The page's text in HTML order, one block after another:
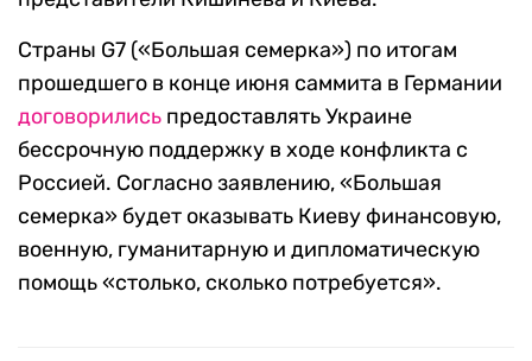
Страны G7 («Большая семерка») по итогам
прошедшего в конце июня саммита в Германии
договорились предоставлять Украине
бессрочную поддержку в ходе конфликта с
Россией. Согласно заявлению, «Большая
семерка» будет оказывать Киеву финансовую,
военную, гуманитарную и дипломатическую
помощь «столько, сколько потребуется».